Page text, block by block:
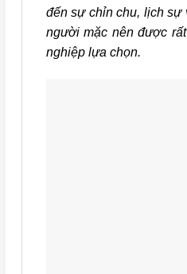
đến sự chỉn chu, lịch sự
người mặc nên được
nghiệp lựa chọn.